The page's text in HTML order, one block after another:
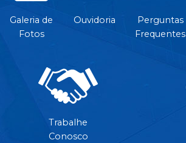
Galeria de
Fotos
Ouvidoria
Perguntas
Frequentes
Trabalhe
Conosco